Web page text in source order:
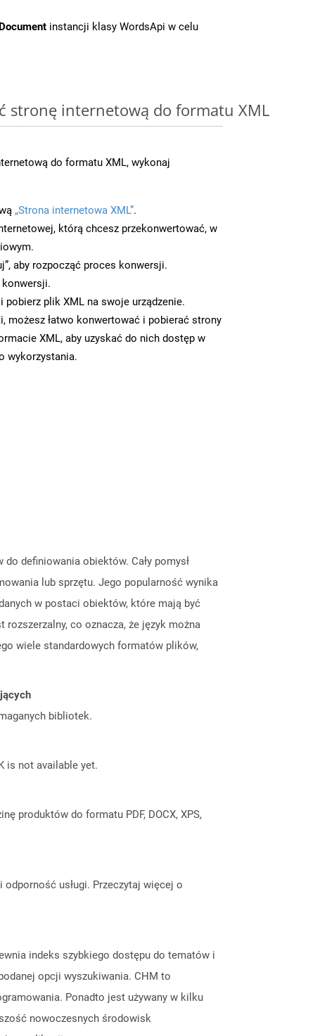
instancji klasy WordsApi w celu
stronę internetową do formatu XML
do formatu XML, wykonaj
„Strona internetowa XML”.
którą chcesz przekonwertować, w
aby rozpocząć proces konwersji.
konwersji.
pobierz plik XML na swoje urządzenie.
możesz łatwo konwertować i pobierać strony
XML, aby uzyskać do nich dostęp w
wykorzystania.
definiowania obiektów. Cały pomysł
lub sprzętu. Jego popularność wynika
w postaci obiektów, które mają być
rozszerzalny, co oznacza, że ​​język można
wiele standardowych formatów plików,
bibliotek.
is not available yet.
produktów do formatu PDF, DOCX, XPS,
usługi. Przeczytaj więcej o
indeks szybkiego dostępu do tematów i
opcji wyszukiwania. CHM to
Ponadto jest używany w kilku
nowoczesnych środowisk